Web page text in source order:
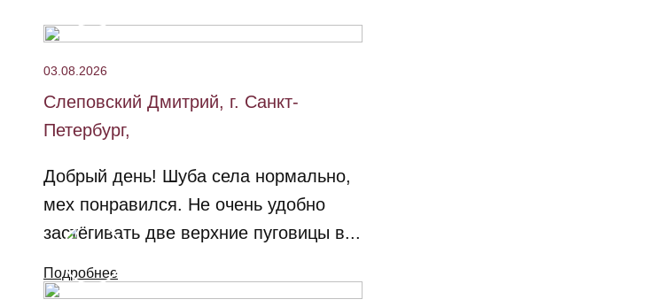
03.08.2026
Слеповский Дмитрий, г. Санкт-
Петербург,
Добрый день! Шуба села нормально,
мех понравился. Не очень удобно
застёгивать две верхние пуговицы в...
Подробнее